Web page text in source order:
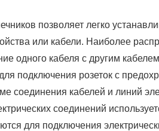
позволяет легко
или кабели. Наиболее
одного кабеля с другим
подключения розеток с
соединения кабелей и линий
соединений
для подключения